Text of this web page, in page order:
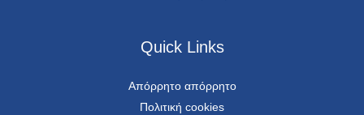
Quick Links
Απόρρητο απόρρητο
Πολιτική cookies